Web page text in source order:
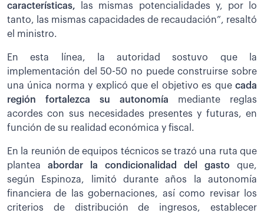
características,
las mismas potencialidades y, por lo
tanto, las mismas capacidades de recaudación”, resaltó
el ministro.
En esta línea, la autoridad sostuvo que la
implementación del 50-50 no puede construirse sobre
una única norma y explicó que el objetivo es que cada
región fortalezca su autonomía mediante reglas
acordes con sus necesidades presentes y futuras, en
función de su realidad económica y fiscal.
En la reunión de equipos técnicos se trazó una ruta que
plantea abordar la condicionalidad del gasto que,
según Espinoza, limitó durante años la autonomía
financiera de las gobernaciones, así como revisar los
criterios de distribución de ingresos, establecer